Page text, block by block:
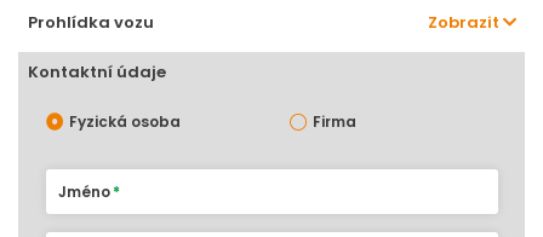
Prohlídka vozu Zobrazit
Kontaktní údaje
Fyzická osoba Firma
Jméno